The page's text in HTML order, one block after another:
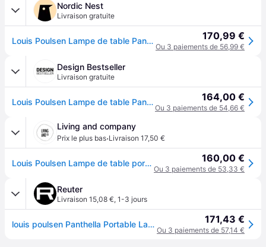
Nordic Nest
Livraison gratuite
Louis Poulsen Lampe de table Panthella 160 Portable v3 Opaque orange 170,99 €
Ou 3 paiements de 56,99 €
Design Bestseller
Livraison gratuite
Louis Poulsen Lampe de table Panthella 160 Portable V3 - opaque orange 164,00 €
Ou 3 paiements de 54,66 €
Living and company
Prix le plus bas·Livraison 17,50 €
Louis Poulsen Lampe de table portable Panthella 160 orange opaque - 5744171504 160,00 €
Ou 3 paiements de 53,33 €
Reuter
Livraison 15,08 €, 1-3 jours
louis poulsen Panthella Portable Lampe de table sans fil, LED, 5744171504, 171,43 €
Ou 3 paiements de 57,14 €